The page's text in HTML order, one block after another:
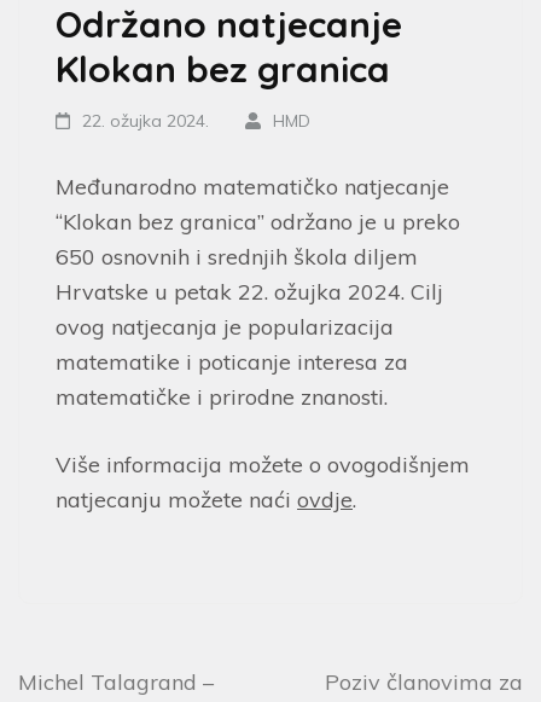
Održano natjecanje
Klokan bez granica
22. ožujka 2024. HMD
Međunarodno matematičko natjecanje
“Klokan bez granica” održano je u preko
650 osnovnih i srednjih škola diljem
Hrvatske u petak 22. ožujka 2024. Cilj
ovog natjecanja je popularizacija
matematike i poticanje interesa za
matematičke i prirodne znanosti.
Više informacija možete o ovogodišnjem
natjecanju možete naći ovdje.
Michel Talagrand –
Poziv članovima za